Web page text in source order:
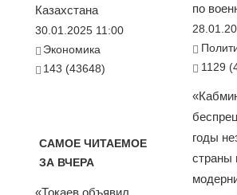
Казахстана
30.01.2025 11:00
Экономика
143 (43648)
САМОЕ ЧИТАЕМОЕ
ЗА ВЧЕРА
«Токаев объявил
по
1129
годы
страны